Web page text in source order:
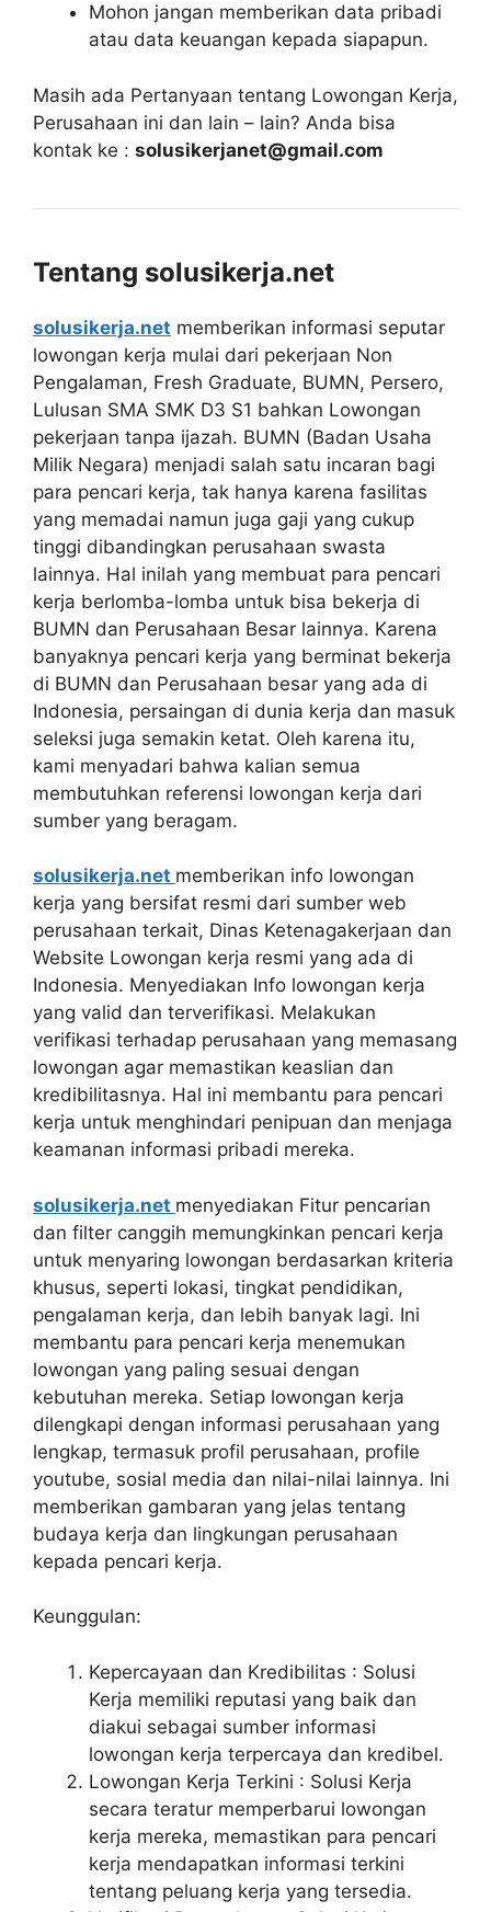
Mohon jangan memberikan data pribadi
atau data keuangan kepada siapapun.
Masih ada Pertanyaan tentang Lowongan Kerja,
Perusahaan ini dan lain – lain? Anda bisa
kontak ke : solusikerjanet@gmail.com
Tentang solusikerja.net
solusikerja.net memberikan informasi seputar
lowongan kerja mulai dari pekerjaan Non
Pengalaman, Fresh Graduate, BUMN, Persero,
Lulusan SMA SMK D3 S1 bahkan Lowongan
pekerjaan tanpa ijazah. BUMN (Badan Usaha
Milik Negara) menjadi salah satu incaran bagi
para pencari kerja, tak hanya karena fasilitas
yang memadai namun juga gaji yang cukup
tinggi dibandingkan perusahaan swasta
lainnya. Hal inilah yang membuat para pencari
kerja berlomba-lomba untuk bisa bekerja di
BUMN dan Perusahaan Besar lainnya. Karena
banyaknya pencari kerja yang berminat bekerja
di BUMN dan Perusahaan besar yang ada di
Indonesia, persaingan di dunia kerja dan masuk
seleksi juga semakin ketat. Oleh karena itu,
kami menyadari bahwa kalian semua
membutuhkan referensi lowongan kerja dari
sumber yang beragam.
solusikerja.net memberikan info lowongan
kerja yang bersifat resmi dari sumber web
perusahaan terkait, Dinas Ketenagakerjaan dan
Website Lowongan kerja resmi yang ada di
Indonesia. Menyediakan Info lowongan kerja
yang valid dan terverifikasi. Melakukan
verifikasi terhadap perusahaan yang memasang
lowongan agar memastikan keaslian dan
kredibilitasnya. Hal ini membantu para pencari
kerja untuk menghindari penipuan dan menjaga
keamanan informasi pribadi mereka.
solusikerja.net menyediakan Fitur pencarian
dan filter canggih memungkinkan pencari kerja
untuk menyaring lowongan berdasarkan kriteria
khusus, seperti lokasi, tingkat pendidikan,
pengalaman kerja, dan lebih banyak lagi. Ini
membantu para pencari kerja menemukan
lowongan yang paling sesuai dengan
kebutuhan mereka. Setiap lowongan kerja
dilengkapi dengan informasi perusahaan yang
lengkap, termasuk profil perusahaan, profile
youtube, sosial media dan nilai-nilai lainnya. Ini
memberikan gambaran yang jelas tentang
budaya kerja dan lingkungan perusahaan
kepada pencari kerja.
Keunggulan:
Kepercayaan dan Kredibilitas : Solusi
Kerja memiliki reputasi yang baik dan
diakui sebagai sumber informasi
lowongan kerja terpercaya dan kredibel.
Lowongan Kerja Terkini : Solusi Kerja
secara teratur memperbarui lowongan
kerja mereka, memastikan para pencari
kerja mendapatkan informasi terkini
tentang peluang kerja yang tersedia.